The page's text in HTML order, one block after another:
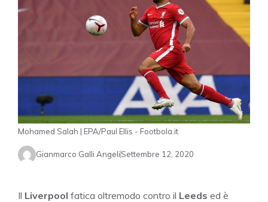
Mohamed Salah | EPA/Paul Ellis - Footbola.it
Gianmarco Galli AngeliSettembre 12, 2020
Il Liverpool fatica oltremodo contro il Leeds ed è